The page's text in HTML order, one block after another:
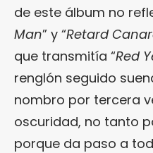
de este álbum no
Man” y “Retard
que transmitía “Red
renglón seguido
nombro por tercera
oscuridad, no tanto
porque da paso a